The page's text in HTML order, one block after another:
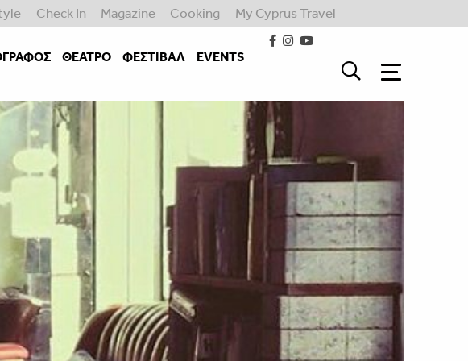
Check In Magazine Cooking My Cyprus Travel
ΘΈΑΤΡΟ ΦΕΣΤΙΒΑΛ
EVENTS